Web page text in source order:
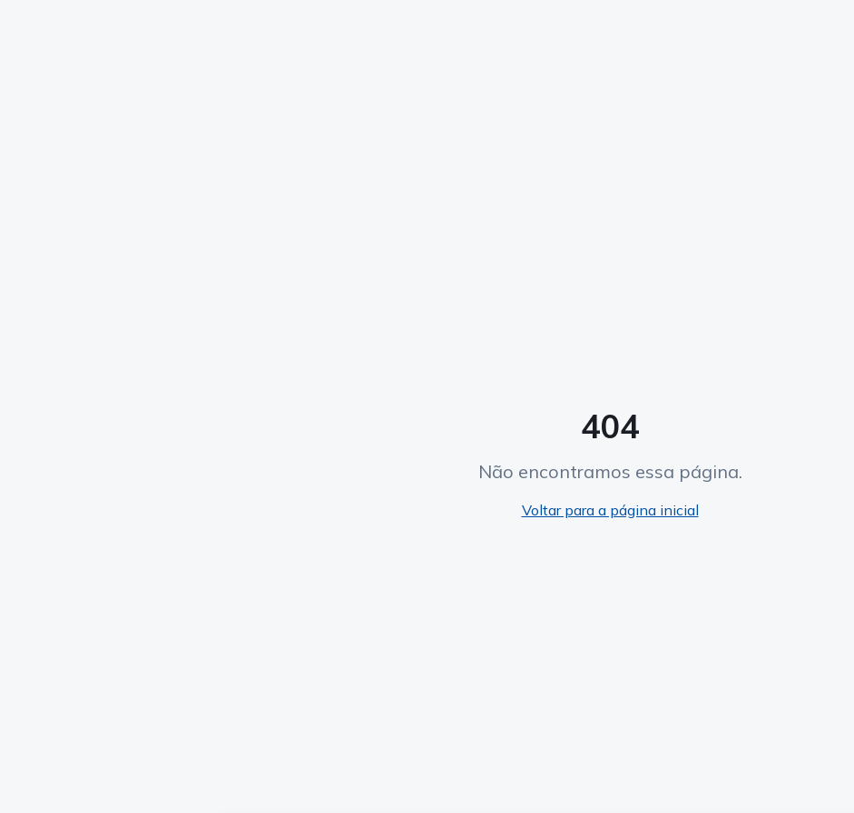
404
Não encontramos essa página.
Voltar para a página inicial